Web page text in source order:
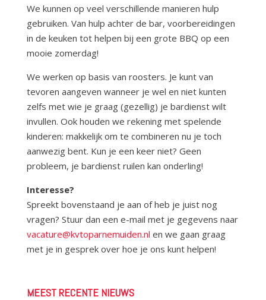
We kunnen op veel verschillende manieren hulp
gebruiken. Van hulp achter de bar, voorbereidingen
in de keuken tot helpen bij een grote BBQ op een
mooie zomerdag!
We werken op basis van roosters. Je kunt van
tevoren aangeven wanneer je wel en niet kunten
zelfs met wie je graag (gezellig) je bardienst wilt
invullen. Ook houden we rekening met spelende
kinderen: makkelijk om te combineren nu je toch
aanwezig bent. Kun je een keer niet? Geen
probleem, je bardienst ruilen kan onderling!
Interesse?
Spreekt bovenstaand je aan of heb je juist nog
vragen? Stuur dan een e-mail met je gegevens naar
vacature@kvtoparnemuiden.nl en we gaan graag
met je in gesprek over hoe je ons kunt helpen!
MEEST RECENTE NIEUWS